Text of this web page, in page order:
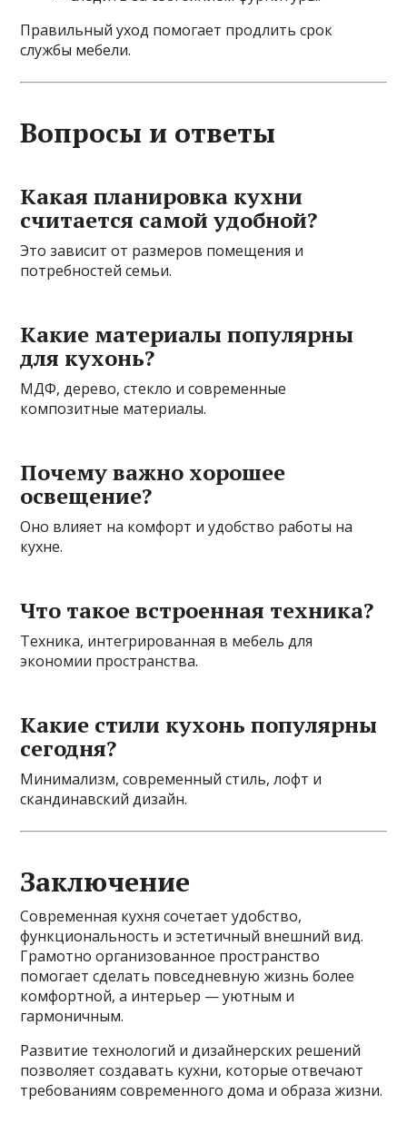
Правильный уход помогает продлить срок
службы мебели.
Вопросы и ответы
Какая планировка кухни
считается самой удобной?
Это зависит от размеров помещения и
потребностей семьи.
Какие материалы популярны
для кухонь?
МДФ, дерево, стекло и современные
композитные материалы.
Почему важно хорошее
освещение?
Оно влияет на комфорт и удобство работы на
кухне.
Что такое встроенная техника?
Техника, интегрированная в мебель для
экономии пространства.
Какие стили кухонь популярны
сегодня?
Минимализм, современный стиль, лофт и
скандинавский дизайн.
Заключение
Современная кухня сочетает удобство,
функциональность и эстетичный внешний вид.
Грамотно организованное пространство
помогает сделать повседневную жизнь более
комфортной, а интерьер — уютным и
гармоничным.
Развитие технологий и дизайнерских решений
позволяет создавать кухни, которые отвечают
требованиям современного дома и образа жизни.